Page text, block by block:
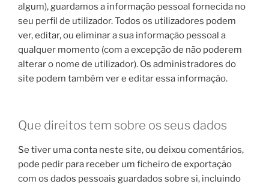
algum), guardamos a informação pessoal fornecida no
seu perfil de utilizador. Todos os utilizadores podem
ver, editar, ou eliminar a sua informação pessoal a
qualquer momento (com a excepção de não poderem
alterar o nome de utilizador). Os administradores do
site podem também ver e editar essa informação.
Que direitos tem sobre os seus dados
Se tiver uma conta neste site, ou deixou comentários,
pode pedir para receber um ficheiro de exportação
com os dados pessoais guardados sobre si, incluindo